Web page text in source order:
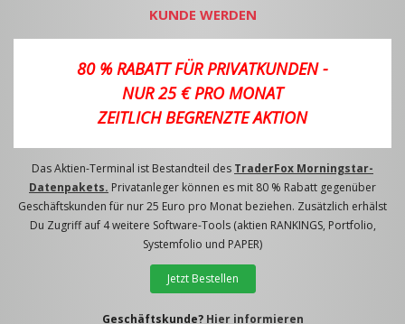
KUNDE WERDEN
80 % RABATT FÜR PRIVATKUNDEN -
NUR 25 € PRO MONAT
ZEITLICH BEGRENZTE AKTION
Das Aktien-Terminal ist Bestandteil des TraderFox Morningstar-
Datenpakets. Privatanleger können es mit 80 % Rabatt gegenüber
Geschäftskunden für nur 25 Euro pro Monat beziehen. Zusätzlich erhälst
Du Zugriff auf 4 weitere Software-Tools (aktien RANKINGS, Portfolio,
Systemfolio und PAPER)
Jetzt Bestellen
Geschäftskunde? Hier informieren